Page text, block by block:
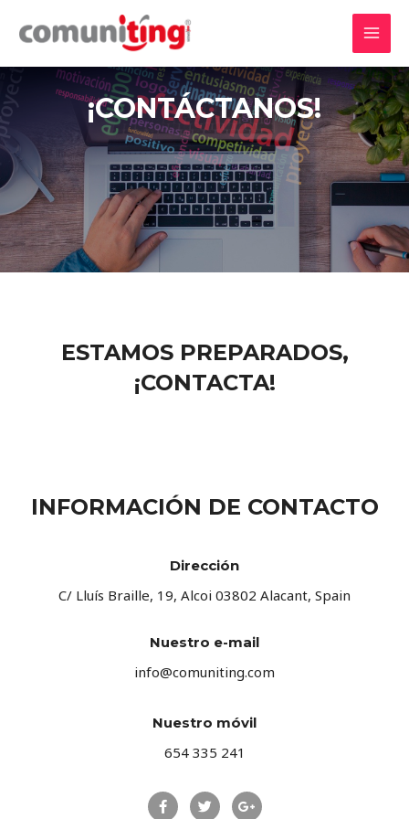
¡CONTÁCTANOS!
ESTAMOS PREPARADOS,
¡CONTACTA!
INFORMACIÓN DE CONTACTO
Dirección
C/ Lluís Braille, 19, Alcoi 03802 Alacant, Spain
Nuestro e-mail
info@comuniting.com
Nuestro móvil
654 335 241